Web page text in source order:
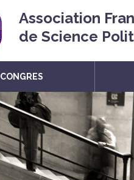
Association
de Science
CONGRES